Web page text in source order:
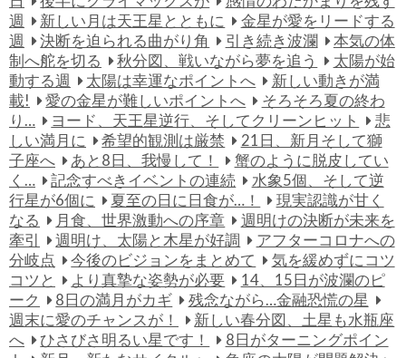
週
新しい月は天王星とともに
金星が愛をリードする
週
決断を迫られる曲がり角 引き続き波瀾
本気の体
制へ舵を切る
秋分図、戦いながら夢を追う
太陽が始
動する週
太陽は幸運なポイントへ
新しい動きが満
載!
愛の金星が難しいポイントへ
そろそろ夏の終わ
り…
ヨード、天王星逆行、そしてクリーンヒット
悲
しい満月に
希望的観測は厳禁
21日、新月そして獅
子座へ
あと8日、我慢して！
蟹のように脱皮してい
く…
記念すべきイベントの連続
水象5個、そして逆
行星が6個に
夏至の日に日食が…！
現実認識が甘く
なる
月食、世界激動への序章
週明けの決断が未来を
牽引
週明け、太陽と木星が好調
アフターコロナへの
分岐点
今後のビジョンをまとめて
気を緩めずにコツ
コツと
より真摯な姿勢が必要
14、15日が波瀾のピ
ーク
8日の満月がカギ
残念ながら…金融恐慌の星
週末に愛のチャンスが！
新しい春分図、土星も水瓶座
へ
ひさびさ明るい星です！
8日がターニングポイン